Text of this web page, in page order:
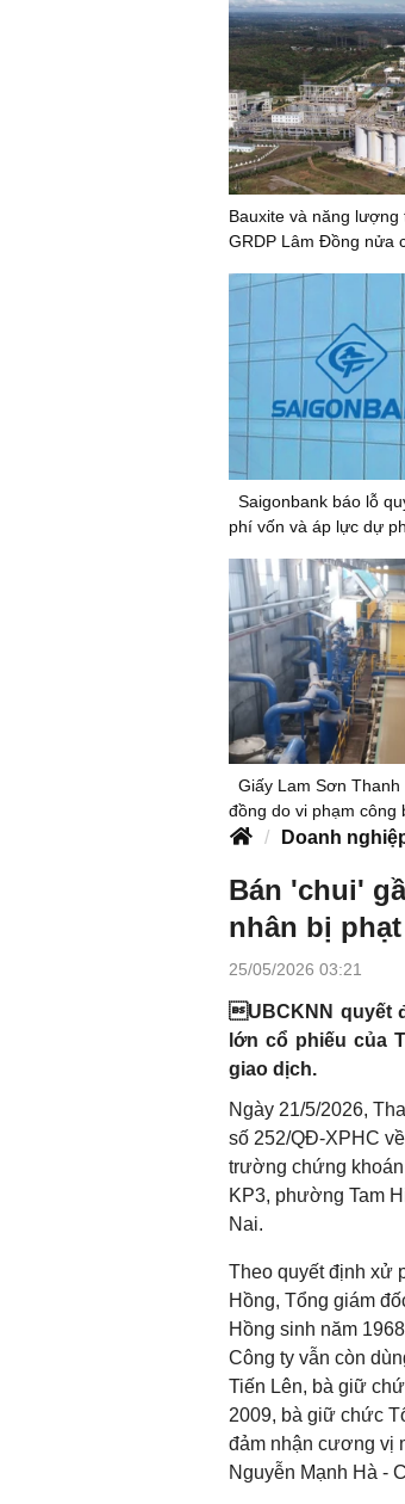
Bauxite và năng
GRDP Lâm Đồng nửa
Saigonbank báo lỗ
phí vốn và áp lực dự
Giấy Lam Sơn
đồng do vi phạm công
Doanh
Bán 'chui'
nhân bị
25/05/2026 03:21
UBCKNN quyết
lớn cổ phiếu của
giao dịch.
Ngày 21/5/2026,
số 252/QĐ-XPHC
trường chứng
KP3, phường Tam
Nai.
Theo quyết định xử
Hồng, Tổng giám
Hồng sinh năm
Công ty vẫn còn
Tiến Lên, bà giữ
2009, bà giữ chức
đảm nhận cương vị
Nguyễn Mạnh Hà -